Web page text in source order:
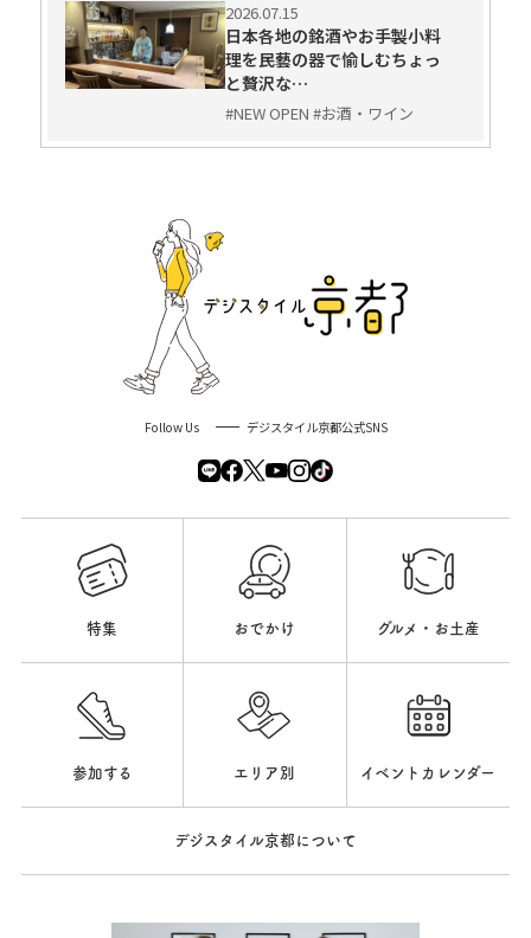
2026.07.15
日本各地の銘酒やお手製小料
理を民藝の器で愉しむちょっ
と贅沢な…
#NEW OPEN #お酒・ワイン
Follow Us デジスタイル京都公式SNS
特集 おでかけ グルメ・お土産
参加する エリア別 イベントカレンダー
デジスタイル京都について